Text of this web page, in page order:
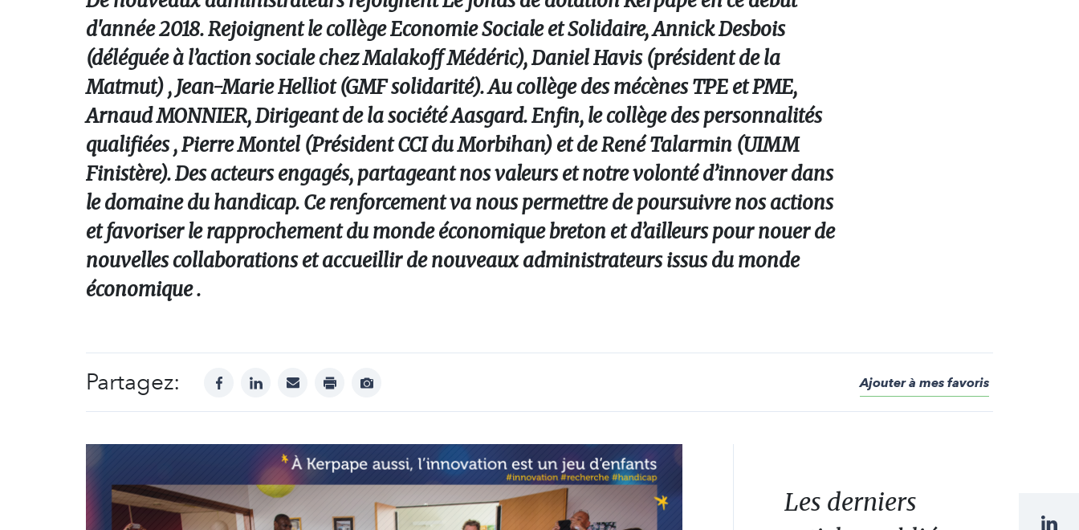
d'année 2018. Rejoignent le collège Economie Sociale et Solidaire, Annick Desbois
(déléguée à l’action sociale chez Malakoff Médéric), Daniel Havis (président de la
Matmut) , Jean-Marie Helliot (GMF solidarité). Au collège des mécènes TPE et PME,
Arnaud MONNIER, Dirigeant de la société Aasgard. Enfin, le collège des personnalités
qualifiées , Pierre Montel (Président CCI du Morbihan) et de René Talarmin (UIMM
Finistère). Des acteurs engagés, partageant nos valeurs et notre volonté d’innover dans
le domaine du handicap. Ce renforcement va nous permettre de poursuivre nos actions
et favoriser le rapprochement du monde économique breton et d’ailleurs pour nouer de
nouvelles collaborations et accueillir de nouveaux administrateurs issus du monde
économique .
Partagez: facebooklinkedinmail print
Afficher
Ajouter à mes favoris
Les derniers